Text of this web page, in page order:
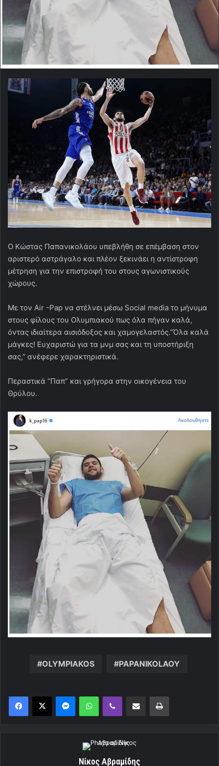
O Kώστας Παπανικολάου υπεβλήθη σε επέμβαση στον
αριστερό αστράγαλο και πλέον ξεκινάει η αντίστροφη
μέτρηση για την επιστροφή του στους αγωνιστικούς
χώρους.
Με τον Air -Pap να στέλνει μέσω Social media το μήνυμα
στους φίλους του Ολυμπιακού πως όλα πήγαν καλά,
όντας ιδιαίτερα αισιόδοξος και χαμογελαστός.”Όλα καλά
μάγκες! Ευχαριστώ για τα μνμ σας και τη υποστήριξη
σας,” ανέφερε χαρακτηριστικά.
Περαστικά “Παπ” και γρήγορα στην οικογένεια του
Θρύλου.
OLYMPIAKOS PAPANIKOLAOY
MessengerWhatsAppViber Κοινοποίηση μέσω ηλεκτρονικού ταχυδρομείουΕκτύπωση
Νίκος Αβραμίδης